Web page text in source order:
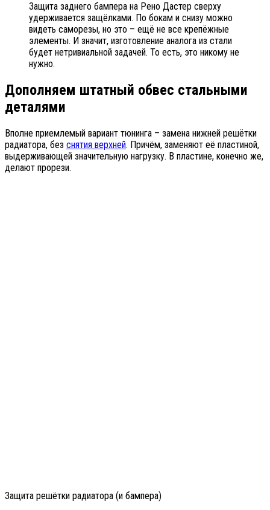
Защита заднего бампера на Рено Дастер сверху
удерживается защёлками. По бокам и снизу можно
видеть саморезы, но это – ещё не все крепёжные
элементы. И значит, изготовление аналога из стали
будет нетривиальной задачей. То есть, это никому не
нужно.
Дополняем штатный обвес стальными
деталями
Вполне приемлемый вариант тюнинга – замена нижней решётки
радиатора, без снятия верхней. Причём, заменяют её пластиной,
выдерживающей значительную нагрузку. В пластине, конечно же,
делают прорези.
Защита решётки радиатора (и бампера)